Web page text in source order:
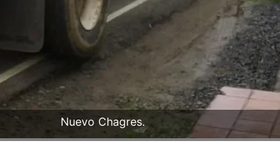
Nuevo Chagres.